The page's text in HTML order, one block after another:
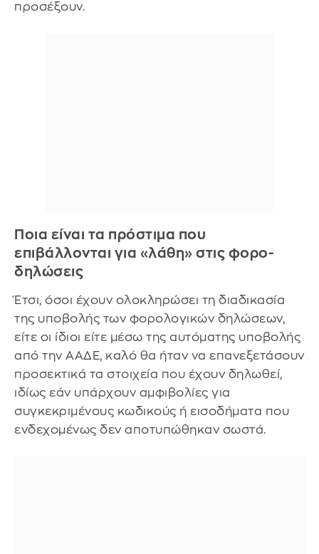
προσέξουν.
Ποια είναι τα πρόστιμα που
επιβάλλονται για «λάθη» στις φορο-
δηλώσεις
Έτσι, όσοι έχουν ολοκληρώσει τη διαδικασία
της υποβολής των φορολογικών δηλώσεων,
είτε οι ίδιοι είτε μέσω της αυτόματης υποβολής
από την ΑΑΔΕ, καλό θα ήταν να επανεξετάσουν
προσεκτικά τα στοιχεία που έχουν δηλωθεί,
ιδίως εάν υπάρχουν αμφιβολίες για
συγκεκριμένους κωδικούς ή εισοδήματα που
ενδεχομένως δεν αποτυπώθηκαν σωστά.